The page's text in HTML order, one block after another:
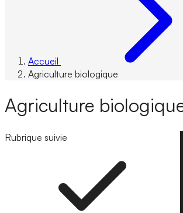
Accueil
Agriculture biologique
Agriculture
Rubrique suivie